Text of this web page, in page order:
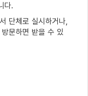
다.
단체로 실시하거나,
문하면 받을 수 있